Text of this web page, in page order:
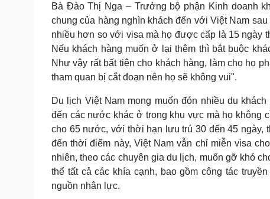
Bà Đào Thị Nga – Trưởng bộ phận Kinh doanh
chung của hàng nghìn khách đến với Việt Nam
nhiều hơn so với visa mà họ được cấp là 15 ngày
Nếu khách hàng muốn ở lại thêm thì bắt buộc
Như vậy rất bất tiện cho khách hàng, làm cho họ
tham quan bị cắt đoạn nên họ sẽ không vui".
Du lịch Việt Nam mong muốn đón nhiều du
đến các nước khác ở trong khu vực mà họ không
cho 65 nước, với thời hạn lưu trú 30 đến 45 ngày,
đến thời điểm này, Việt Nam vẫn chỉ miễn visa
nhiên, theo các chuyên gia du lịch, muốn gỡ khó
thể tất cả các khía cạnh, bao gồm công tác
nguồn nhân lực.